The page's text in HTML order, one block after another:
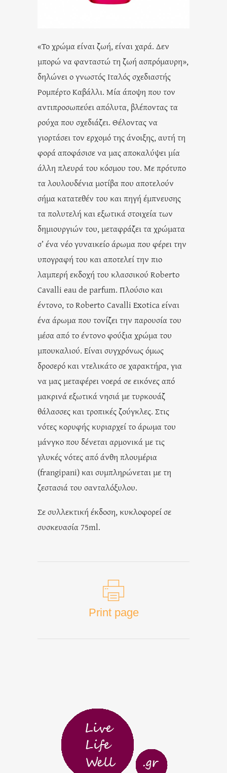
«Το χρώμα είναι ζωή, είναι χαρά. Δεν
μπορώ να φανταστώ τη ζωή ασπρόμαυρη»,
δηλώνει ο γνωστός Ιταλός σχεδιαστής
Ρομπέρτο Καβάλλι. Μία άποψη που τον
αντιπροσωπεύει απόλυτα, βλέποντας τα
ρούχα που σχεδιάζει. Θέλοντας να
γιορτάσει τον ερχομό της άνοιξης, αυτή τη
φορά αποφάσισε να μας αποκαλύψει μία
άλλη πλευρά του κόσμου του. Με πρότυπο
τα λουλουδένια μοτίβα που αποτελούν
σήμα κατατεθέν του και πηγή έμπνευσης
τα πολυτελή και εξωτικά στοιχεία των
δημιουργιών του, μεταφράζει τα χρώματα
σ’ ένα νέο γυναικείο άρωμα που φέρει την
υπογραφή του και αποτελεί την πιο
λαμπερή εκδοχή του κλασσικού Roberto
Cavalli eau de parfum. Πλούσιο και
έντονο, το Roberto Cavalli Exotica είναι
ένα άρωμα που τονίζει την παρουσία του
μέσα από το έντονο φούξια χρώμα του
μπουκαλιού. Είναι συγχρόνως όμως
δροσερό και ντελικάτο σε χαρακτήρα, για
να μας μεταφέρει νοερά σε εικόνες από
μακρινά εξωτικά νησιά με τυρκουάζ
θάλασσες και τροπικές ζούγκλες. Στις
νότες κορυφής κυριαρχεί το άρωμα του
μάνγκο που δένεται αρμονικά με τις
γλυκές νότες από άνθη πλουμέρια
(frangipani) και συμπληρώνεται με τη
ζεστασιά του σανταλόξυλου.
Σε συλλεκτική έκδοση, κυκλοφορεί σε
συσκευασία 75ml.
Print page